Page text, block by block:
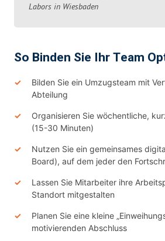
Labors in Wiesbaden
So Binden Sie Ihr Team
Bilden Sie ein Umzugsteam mit
Abteilung
Organisieren Sie wöchentliche,
(15-30 Minuten)
Nutzen Sie ein gemeinsames
Board), auf dem jeder den
Lassen Sie Mitarbeiter ihre
Standort mitgestalten
Planen Sie eine kleine
motivierenden Abschluss